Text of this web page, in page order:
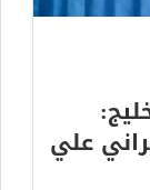
علي